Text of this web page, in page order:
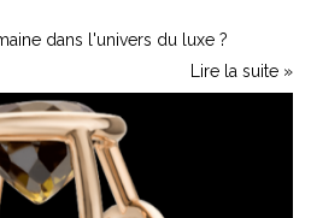
dans l'univers du luxe ?
Lire la suite »